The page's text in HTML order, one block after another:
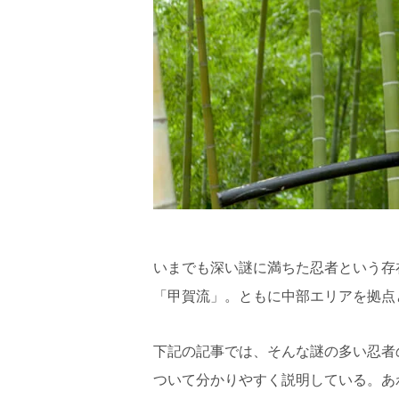
いまでも深い謎に満ちた忍者という
「甲賀流」。ともに中部エリアを拠
下記の記事では、そんな謎の多い忍
ついて分かりやすく説明している。